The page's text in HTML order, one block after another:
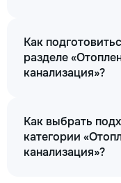
Как
разделе
канализация»?
Как выбрать
категории
канализация»?